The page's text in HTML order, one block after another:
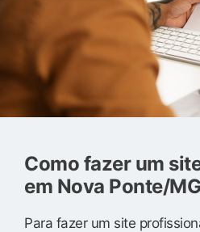
Como fazer um
em Nova Ponte/
Para fazer um site